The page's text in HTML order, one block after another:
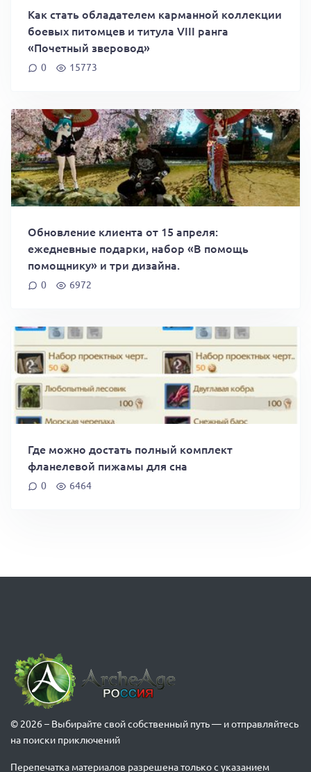
Как стать обладателем карманной коллекции
боевых питомцев и титула VIII ранга
«Почетный зверовод»
0 15773
Обновление клиента от 15 апреля:
ежедневные подарки, набор «В помощь
помощнику» и три дизайна.
0 6972
Где можно достать полный комплект
фланелевой пижамы для сна
0 6464
© 2026 – Выбирайте свой собственный путь — и отправляйтесь
на поиски приключений
Перепечатка материалов разрешена только с указанием